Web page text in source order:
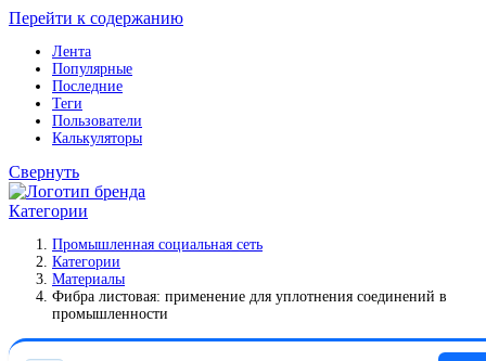
Перейти к содержанию
Лента
Популярные
Последние
Теги
Пользователи
Калькуляторы
Свернуть
Категории
Промышленная социальная сеть
Категории
Материалы
Фибра листовая: применение для уплотнения соединений в
промышленности